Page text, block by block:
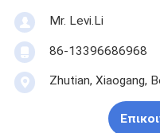
Mr. Levi.Li
86-13396686968
Zhutian, Xiaogang,